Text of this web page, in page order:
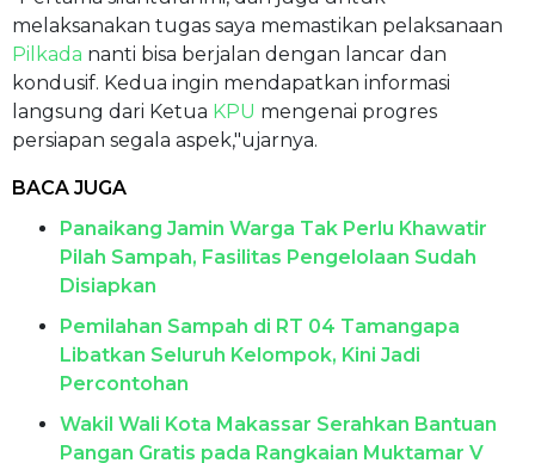
melaksanakan tugas saya memastikan pelaksanaan
Pilkada nanti bisa berjalan dengan lancar dan
kondusif. Kedua ingin mendapatkan informasi
langsung dari Ketua KPU mengenai progres
persiapan segala aspek,"ujarnya.
BACA JUGA
Panaikang Jamin Warga Tak Perlu Khawatir
Pilah Sampah, Fasilitas Pengelolaan Sudah
Disiapkan
Pemilahan Sampah di RT 04 Tamangapa
Libatkan Seluruh Kelompok, Kini Jadi
Percontohan
Wakil Wali Kota Makassar Serahkan Bantuan
Pangan Gratis pada Rangkaian Muktamar V